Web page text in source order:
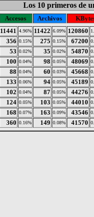
Los 10 primeros de
Accesos Archivos
11441 4.96% 11422 6.09% 120860
356 0.15% 275 0.15% 67200
53 0.02% 35 0.02% 54870
100 0.04% 98 0.05% 48069
88 0.04% 60 0.03% 45668
133 0.06% 94 0.05% 45189
102 0.04% 87 0.05% 44276
124 0.05% 103 0.05% 44010
168 0.07% 163 0.09% 43546
360 0.16% 149 0.08% 41570